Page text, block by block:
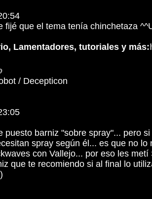
fijé que el tema tenía chinchetaza
Lamentadores, tutoriales y más:
/ Decepticon
puesto barniz "sobre spray"... pero
spray según él... es que no lo
con Vallejo... por eso les
que te recomiendo si al final lo